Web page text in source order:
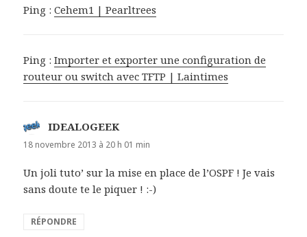
Ping :Cehem1 | Pearltrees
Ping :Importer et exporter une configuration de
routeur ou switch avec TFTP | Laintimes
IDEALOGEEKd
i
:
18 novembre 2013 à 20 h 01 min
Un joli tuto’ sur la mise en place de l’OSPF ! Je vais
sans doute te le piquer ! :-)
RÉPONDRE